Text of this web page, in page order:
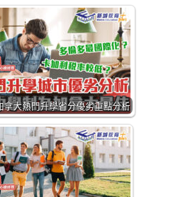
拿大熱門升學省分優劣重點分析